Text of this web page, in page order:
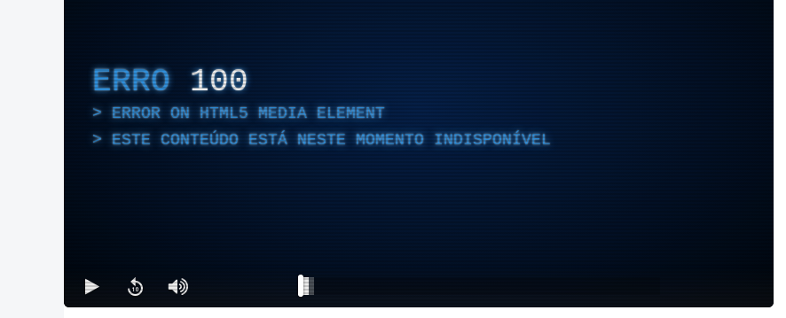
ERRO 100
ERROR ON HTML5 MEDIA ELEMENT
ESTE CONTEÚDO ESTÁ NESTE MOMENTO INDISPONÍVEL